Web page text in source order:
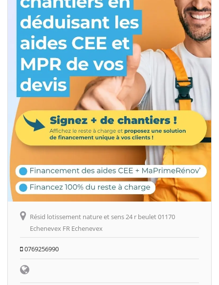
Résid lotissement nature et sens 24 r beulet 01170
Echenevex FR Echenevex
0769256990